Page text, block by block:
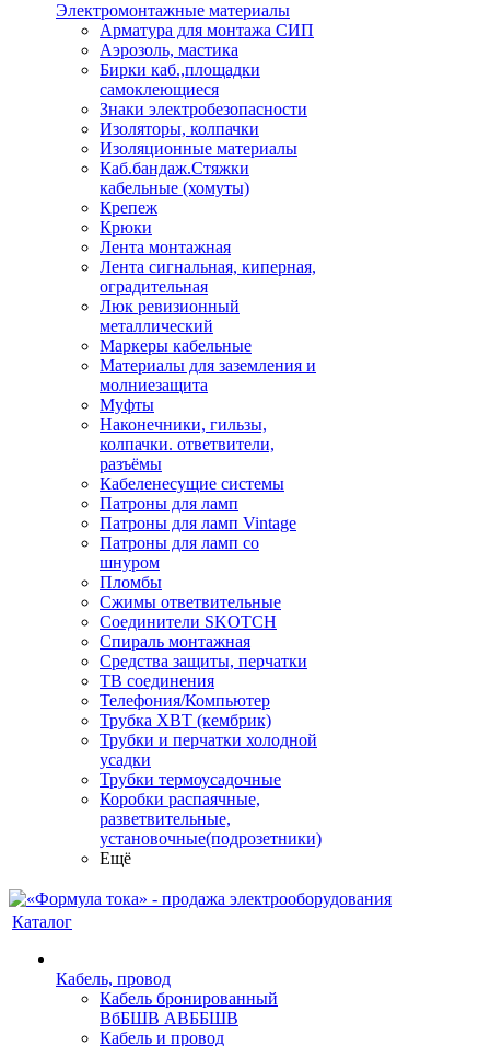
Электромонтажные материалы
Арматура для монтажа СИП
Аэрозоль, мастика
Бирки каб.,площадки
самоклеющиеся
Знаки электробезопасности
Изоляторы, колпачки
Изоляционные материалы
Каб.бандаж.Стяжки
кабельные (хомуты)
Крепеж
Крюки
Лента монтажная
Лента сигнальная, киперная,
оградительная
Люк ревизионный
металлический
Маркеры кабельные
Материалы для заземления и
молниезащита
Муфты
Наконечники, гильзы,
колпачки. ответвители,
разъёмы
Кабеленесущие системы
Патроны для ламп
Патроны для ламп Vintage
Патроны для ламп со
шнуром
Пломбы
Сжимы ответвительные
Соединители SKOTCH
Спираль монтажная
Средства защиты, перчатки
ТВ соединения
Телефония/Компьютер
Трубка ХВТ (кембрик)
Трубки и перчатки холодной
усадки
Трубки термоусадочные
Коробки распаячные,
разветвительные,
установочные(подрозетники)
Ещё
Каталог
Кабель, провод
Кабель бронированный
ВбБШВ АВББШВ
Кабель и провод